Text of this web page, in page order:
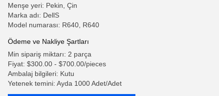
Menşe yeri: Pekin, Çin
Marka adı: DellS
Model numarası: R640, R640
Ödeme ve Nakliye Şartları
Min sipariş miktarı: 2 parça
Fiyat: $300.00 - $700.00/pieces
Ambalaj bilgileri: Kutu
Yetenek temini: Ayda 1000 Adet/Adet